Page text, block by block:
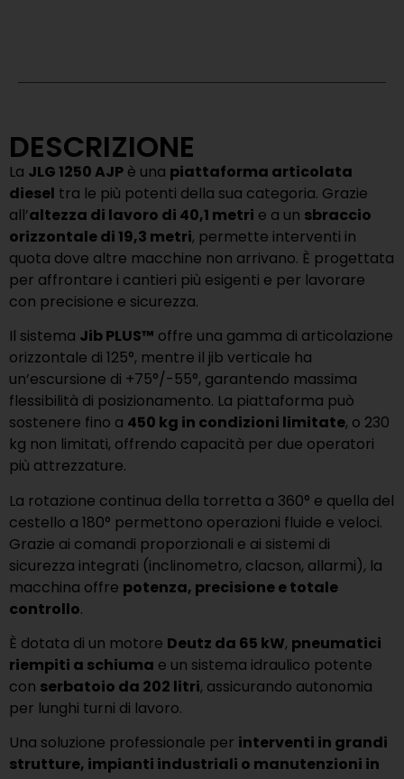
DESCRIZIONE
La JLG 1250 AJP è una piattaforma articolata
diesel tra le più potenti della sua categoria. Grazie
all’altezza di lavoro di 40,1 metri e a un sbraccio
orizzontale di 19,3 metri, permette interventi in
quota dove altre macchine non arrivano. È progettata
per affrontare i cantieri più esigenti e per lavorare
con precisione e sicurezza.
Il sistema Jib PLUS™ offre una gamma di articolazione
orizzontale di 125°, mentre il jib verticale ha
un’escursione di +75°/-55°, garantendo massima
flessibilità di posizionamento. La piattaforma può
sostenere fino a 450 kg in condizioni limitate, o 230
kg non limitati, offrendo capacità per due operatori
più attrezzature.
La rotazione continua della torretta a 360° e quella del
cestello a 180° permettono operazioni fluide e veloci.
Grazie ai comandi proporzionali e ai sistemi di
sicurezza integrati (inclinometro, clacson, allarmi), la
macchina offre potenza, precisione e totale
controllo.
È dotata di un motore Deutz da 65 kW, pneumatici
riempiti a schiuma e un sistema idraulico potente
con serbatoio da 202 litri, assicurando autonomia
per lunghi turni di lavoro.
Una soluzione professionale per interventi in grandi
strutture, impianti industriali o manutenzioni in